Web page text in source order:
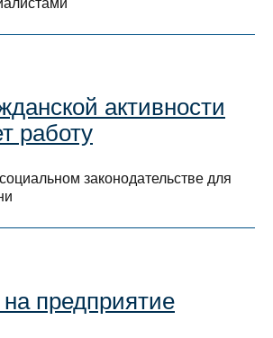
активности
работу
законодательстве для
предприятие